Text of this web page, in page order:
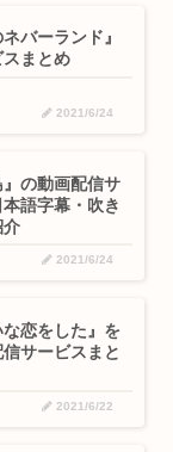
バーランド』
まとめ
2021/6/24
の動画配信サ
語字幕・吹き
介
2021/6/24
恋をした』を
サービスまと
2021/6/22